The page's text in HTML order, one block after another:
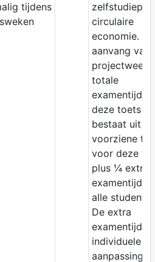
tijdens
circulaire
economie.
aanvang van
projectweek.
totale
examentijd
deze toets
bestaat uit de
voorziene tijd
voor deze
plus ¼ extra
examentijd
alle
De extra
examentijd
individuele
aanpassing is